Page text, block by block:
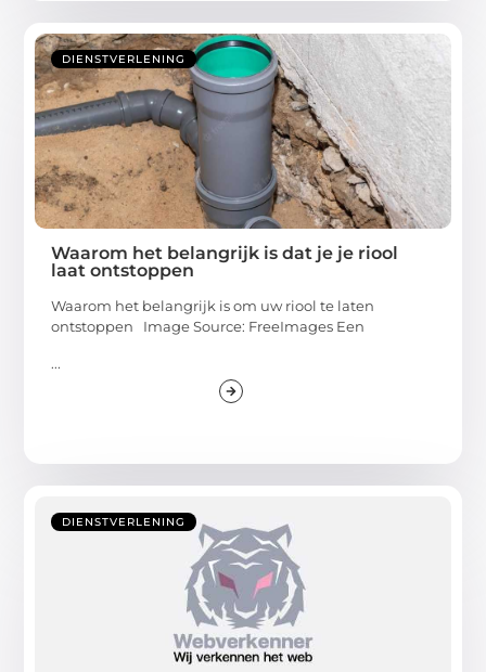
DIENSTVERLENING
Waarom het belangrijk is dat je je riool
laat ontstoppen
Waarom het belangrijk is om uw riool te laten
ontstoppen Image Source: FreeImages‍ Een
...
DIENSTVERLENING